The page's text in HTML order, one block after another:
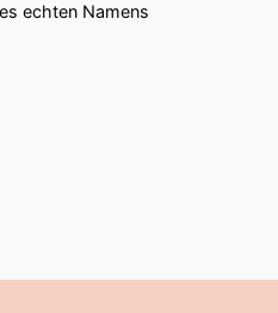
echten Namens